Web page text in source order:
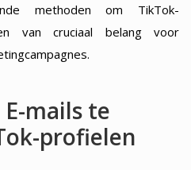
methoden om TikTok-
van cruciaal belang voor
mails te
profielen